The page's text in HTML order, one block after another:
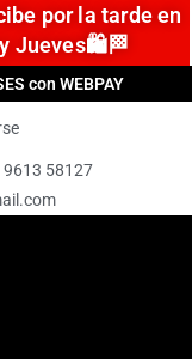
por la tarde en
Jueves🛍️🏁
con WEBPAY
9613 58127